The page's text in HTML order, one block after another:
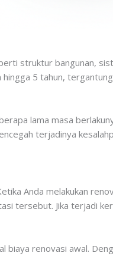
struktur bangunan,
5 tahun,
lama masa
terjadinya
Anda melakukan
tersebut. Jika terjadi
biaya renovasi awal.